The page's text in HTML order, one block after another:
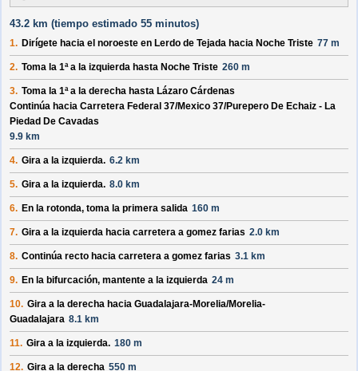
43.2 km (tiempo estimado 55 minutos)
1. Dirígete hacia el noroeste en Lerdo de Tejada hacia Noche Triste 77 m
2. Toma la 1ª a la izquierda hasta Noche Triste 260 m
3. Toma la 1ª a la derecha hasta Lázaro Cárdenas
Continúa hacia Carretera Federal 37/Mexico 37/Purepero De Echaiz - La
Piedad De Cavadas
9.9 km
4. Gira a la izquierda. 6.2 km
5. Gira a la izquierda. 8.0 km
6. En la rotonda, toma la primera salida 160 m
7. Gira a la izquierda hacia carretera a gomez farias 2.0 km
8. Continúa recto hacia carretera a gomez farias 3.1 km
9. En la bifurcación, mantente a la izquierda 24 m
10. Gira a la derecha hacia Guadalajara-Morelia/Morelia-
Guadalajara 8.1 km
11. Gira a la izquierda. 180 m
12. Gira a la derecha 550 m